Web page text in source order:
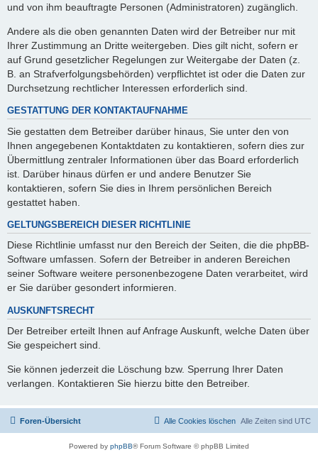
und von ihm beauftragte Personen (Administratoren) zugänglich.
Andere als die oben genannten Daten wird der Betreiber nur mit
Ihrer Zustimmung an Dritte weitergeben. Dies gilt nicht, sofern er
auf Grund gesetzlicher Regelungen zur Weitergabe der Daten (z.
B. an Strafverfolgungsbehörden) verpflichtet ist oder die Daten zur
Durchsetzung rechtlicher Interessen erforderlich sind.
GESTATTUNG DER KONTAKTAUFNAHME
Sie gestatten dem Betreiber darüber hinaus, Sie unter den von
Ihnen angegebenen Kontaktdaten zu kontaktieren, sofern dies zur
Übermittlung zentraler Informationen über das Board erforderlich
ist. Darüber hinaus dürfen er und andere Benutzer Sie
kontaktieren, sofern Sie dies in Ihrem persönlichen Bereich
gestattet haben.
GELTUNGSBEREICH DIESER RICHTLINIE
Diese Richtlinie umfasst nur den Bereich der Seiten, die die phpBB-
Software umfassen. Sofern der Betreiber in anderen Bereichen
seiner Software weitere personenbezogene Daten verarbeitet, wird
er Sie darüber gesondert informieren.
AUSKUNFTSRECHT
Der Betreiber erteilt Ihnen auf Anfrage Auskunft, welche Daten über
Sie gespeichert sind.
Sie können jederzeit die Löschung bzw. Sperrung Ihrer Daten
verlangen. Kontaktieren Sie hierzu bitte den Betreiber.
Foren-Übersicht Alle Zeiten sind UTC
Alle Cookies löschen
Powered by phpBB® Forum Software © phpBB Limited